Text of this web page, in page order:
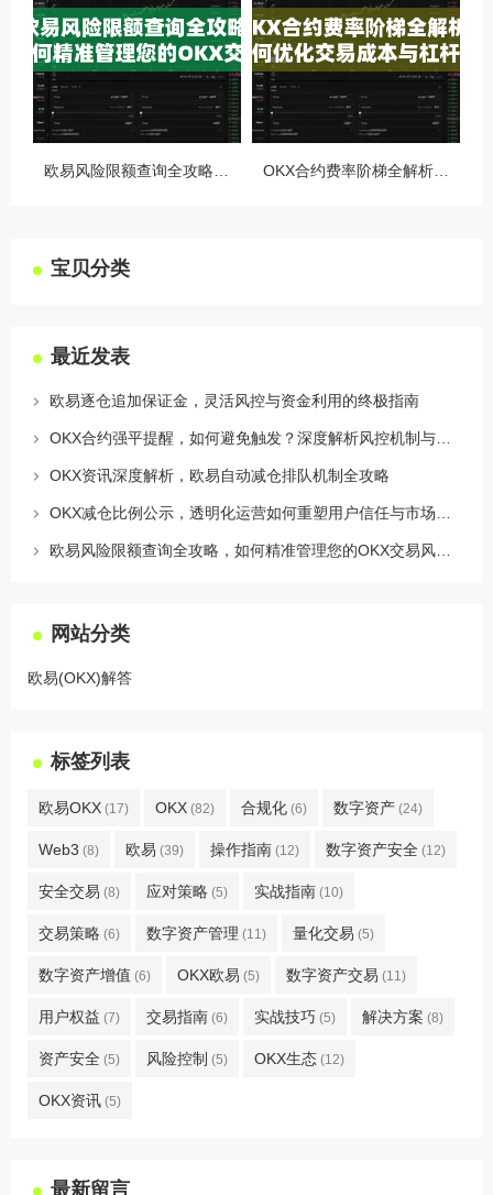
宝贝分类
最近发表
欧易逐仓追加保证金，灵活风控与资金利用的终极指南
OKX资讯深度解析，欧易自动减仓排队机制全攻略
网站分类
欧易(OKX)解答
标签列表
欧易OKX (17) OKX (82) 合规化 (6) 数字资产 (24)
Web3 (8) 欧易 (39) 操作指南 (12) 数字资产安全 (12)
安全交易 (8) 应对策略 (5) 实战指南 (10)
交易策略 (6) 数字资产管理 (11) 量化交易 (5)
数字资产增值 (6) OKX欧易 (5) 数字资产交易 (11)
用户权益 (7) 交易指南 (6) 实战技巧 (5) 解决方案 (8)
资产安全 (5) 风险控制 (5) OKX生态 (12)
OKX资讯 (5)
最新留言